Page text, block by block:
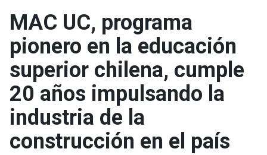
MAC UC, programa
pionero en la educación
superior chilena, cumple
20 años impulsando la
industria de la
construcción en el país